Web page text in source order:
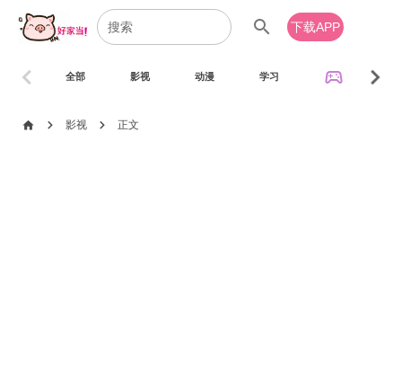
search 下载APP
全部 影视 动漫 学习 sports_esports
chevron_left chevron_right
home chevron_right 影视 chevron_right 正文